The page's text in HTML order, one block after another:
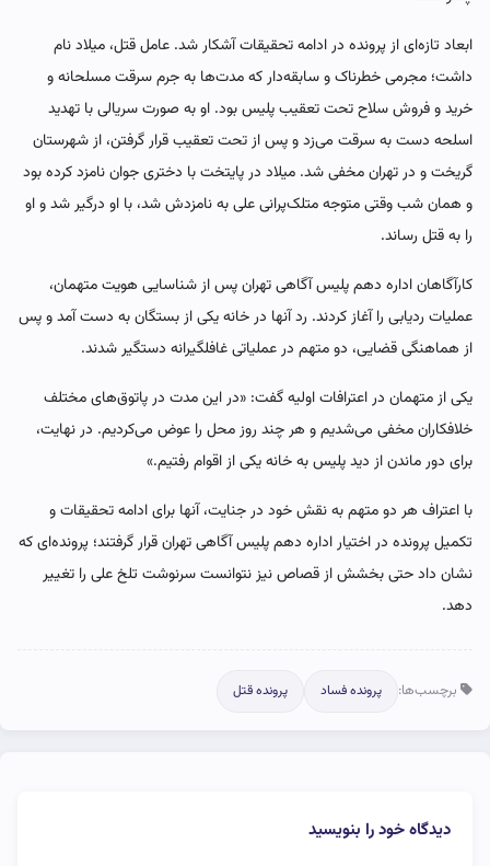
ابعاد تازه‌ای از پرونده در ادامه تحقیقات آشکار شد. عامل قتل، میلاد نام
داشت؛ مجرمی خطرناک و سابقه‌دار که مدت‌ها به جرم سرقت مسلحانه و
خرید و فروش سلاح تحت تعقیب پلیس بود. او به صورت سریالی با تهدید
اسلحه دست به سرقت می‌زد و پس از تحت تعقیب قرار گرفتن، از شهرستان
گریخت و در تهران مخفی شد. میلاد در پایتخت با دختری جوان نامزد کرده بود
و همان شب وقتی متوجه متلک‌پرانی علی به نامزدش شد، با او درگیر شد و او
را به قتل رساند.
کارآگاهان اداره دهم پلیس آگاهی تهران پس از شناسایی هویت متهمان،
عملیات ردیابی را آغاز کردند. رد آنها در خانه یکی از بستگان به دست آمد و پس
از هماهنگی قضایی، دو متهم در عملیاتی غافلگیرانه دستگیر شدند.
یکی از متهمان در اعترافات اولیه گفت: «در این مدت در پاتوق‌های مختلف
خلافکاران مخفی می‌شدیم و هر چند روز محل را عوض می‌کردیم. در نهایت،
برای دور ماندن از دید پلیس به خانه یکی از اقوام رفتیم.»
با اعتراف هر دو متهم به نقش خود در جنایت، آنها برای ادامه تحقیقات و
تکمیل پرونده در اختیار اداره دهم پلیس آگاهی تهران قرار گرفتند؛ پرونده‌ای که
نشان داد حتی بخشش از قصاص نیز نتوانست سرنوشت تلخ علی را تغییر
دهد.
برچسب‌ها: پرونده فساد پرونده قتل
دیدگاه خود را بنویسید